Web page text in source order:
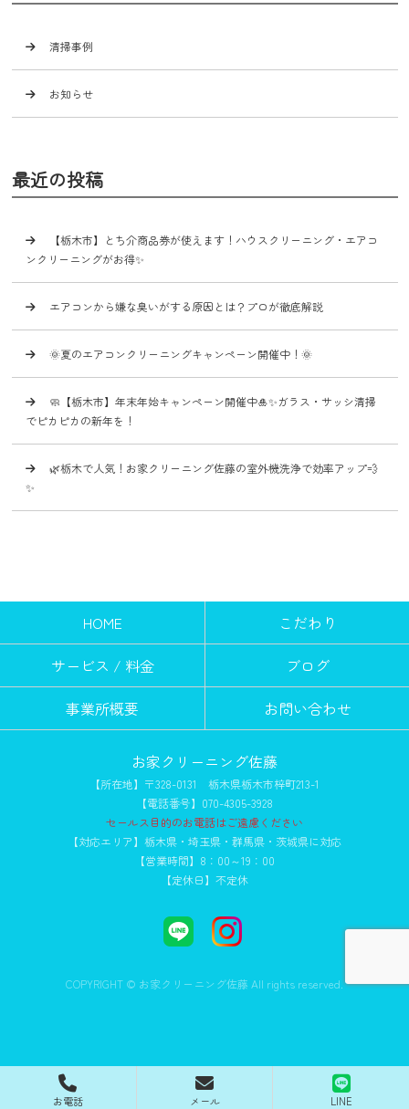
清掃事例
お知らせ
最近の投稿
【栃木市】とち介商品券が使えます！ハウスクリーニング・エアコ
ンクリーニングがお得✨
エアコンから嫌な臭いがする原因とは？プロが徹底解説
🌞夏のエアコンクリーニングキャンペーン開催中！🌞
🧼【栃木市】年末年始キャンペーン開催中🎍✨ガラス・サッシ清掃
でピカピカの新年を！
🌿栃木で人気！お家クリーニング佐藤の室外機洗浄で効率アップ💨
✨
HOME
こだわり
サービス / 料金
ブログ
事業所概要
お問い合わせ
お家クリーニング佐藤
【所在地】〒328-0131 栃木県栃木市梓町213-1
【電話番号】070-4305-3928
セールス目的のお電話はご遠慮ください
【対応エリア】栃木県・埼玉県・群馬県・茨城県に対応
【営業時間】8：00～19：00
【定休日】不定休
COPYRIGHT © お家クリーニング佐藤 All rights reserved.
お電話 メール LINE